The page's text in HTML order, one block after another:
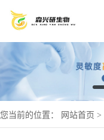
您当前的位置： 网站首页 >